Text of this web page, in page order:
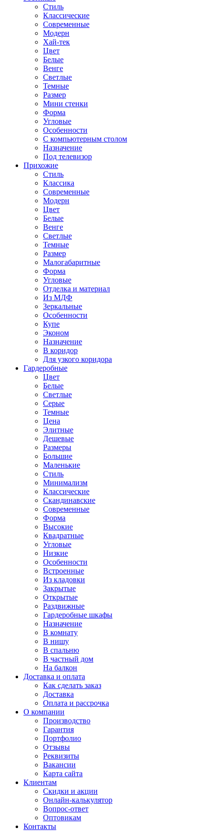
Стиль
Классические
Современные
Модерн
Хай-тек
Цвет
Белые
Венге
Светлые
Темные
Размер
Мини стенки
Форма
Угловые
Особенности
С компьютерным столом
Назначение
Под телевизор
Прихожие
Стиль
Классика
Современные
Модерн
Цвет
Белые
Венге
Светлые
Темные
Размер
Малогабаритные
Форма
Угловые
Отделка и материал
Из МДФ
Зеркальные
Особенности
Купе
Эконом
Назначение
В коридор
Для узкого коридора
Гардеробные
Цвет
Белые
Светлые
Серые
Темные
Цена
Элитные
Дешевые
Размеры
Большие
Маленькие
Стиль
Минимализм
Классические
Скандинавские
Современные
Форма
Высокие
Квадратные
Угловые
Низкие
Особенности
Встроенные
Из кладовки
Закрытые
Открытые
Раздвижные
Гардеробные шкафы
Назначение
В комнату
В нишу
В спальню
В частный дом
На балкон
Доставка и оплата
Как сделать заказ
Доставка
Оплата и рассрочка
О компании
Производство
Гарантия
Портфолио
Отзывы
Реквизиты
Вакансии
Карта сайта
Клиентам
Скидки и акции
Онлайн-калькулятор
Вопрос-ответ
Оптовикам
Контакты